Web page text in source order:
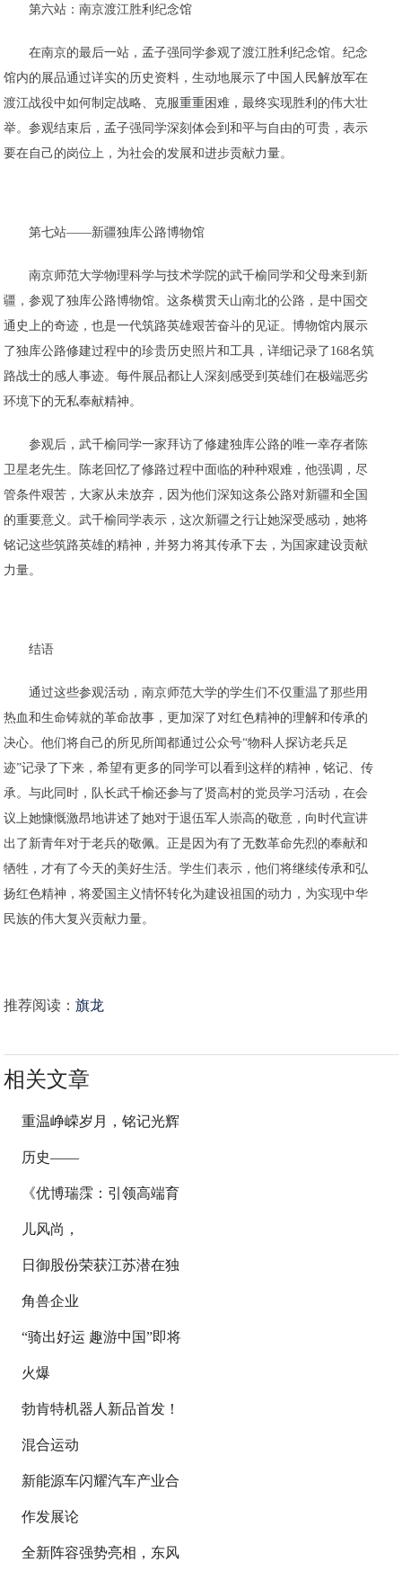
第六站：南京渡江胜利纪念馆
在南京的最后一站，孟子强同学参观了渡江胜利纪念馆。纪念
馆内的展品通过详实的历史资料，生动地展示了中国人民解放军在
渡江战役中如何制定战略、克服重重困难，最终实现胜利的伟大壮
举。参观结束后，孟子强同学深刻体会到和平与自由的可贵，表示
要在自己的岗位上，为社会的发展和进步贡献力量。
第七站——新疆独库公路博物馆
南京师范大学物理科学与技术学院的武千榆同学和父母来到新
疆，参观了独库公路博物馆。这条横贯天山南北的公路，是中国交
通史上的奇迹，也是一代筑路英雄艰苦奋斗的见证。博物馆内展示
了独库公路修建过程中的珍贵历史照片和工具，详细记录了168名筑
路战士的感人事迹。每件展品都让人深刻感受到英雄们在极端恶劣
环境下的无私奉献精神。
参观后，武千榆同学一家拜访了修建独库公路的唯一幸存者陈
卫星老先生。陈老回忆了修路过程中面临的种种艰难，他强调，尽
管条件艰苦，大家从未放弃，因为他们深知这条公路对新疆和全国
的重要意义。武千榆同学表示，这次新疆之行让她深受感动，她将
铭记这些筑路英雄的精神，并努力将其传承下去，为国家建设贡献
力量。
结语
通过这些参观活动，南京师范大学的学生们不仅重温了那些用
热血和生命铸就的革命故事，更加深了对红色精神的理解和传承的
决心。他们将自己的所见所闻都通过公众号“物科人探访老兵足
迹”记录了下来，希望有更多的同学可以看到这样的精神，铭记、传
承。与此同时，队长武千榆还参与了贤高村的党员学习活动，在会
议上她慷慨激昂地讲述了她对于退伍军人崇高的敬意，向时代宣讲
出了新青年对于老兵的敬佩。正是因为有了无数革命先烈的奉献和
牺牲，才有了今天的美好生活。学生们表示，他们将继续传承和弘
扬红色精神，将爱国主义情怀转化为建设祖国的动力，为实现中华
民族的伟大复兴贡献力量。
推荐阅读：旗龙
相关文章
重温峥嵘岁月，铭记光辉
历史——
《优博瑞霂：引领高端育
儿风尚，
日御股份荣获江苏潜在独
角兽企业
“骑出好运 趣游中国”即将
火爆
勃肯特机器人新品首发！
混合运动
新能源车闪耀汽车产业合
作发展论
全新阵容强势亮相，东风